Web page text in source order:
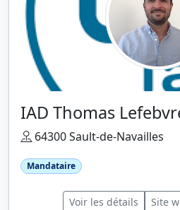
IAD Thomas
64300 Sault-de-Navailles
Mandataire
Voir les détails Site